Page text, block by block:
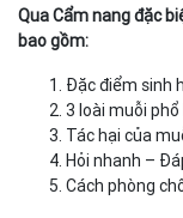
Qua Cẩm nang đặc
bao gồm:
Đặc điểm sinh
3 loài muỗi
Tác hại của
Hỏi nhanh –
Cách phòng